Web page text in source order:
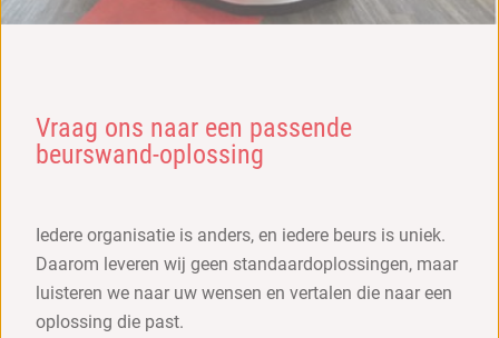
Vraag ons naar een passende
beurswand-oplossing
Iedere organisatie is anders, en iedere beurs is uniek.
Daarom leveren wij geen standaardoplossingen, maar
luisteren we naar uw wensen en vertalen die naar een
oplossing die past.